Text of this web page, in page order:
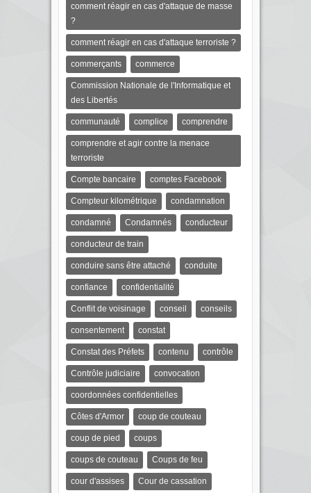
comment réagir en cas d'attaque de masse
?
comment réagir en cas d'attaque terroriste ?
commerçants commerce
Commission Nationale de l'Informatique et
des Libertés
communauté complice comprendre
comprendre et agir contre la menace
terroriste
Compte bancaire comptes Facebook
Compteur kilométrique condamnation
condamné Condamnés conducteur
conducteur de train
conduire sans être attaché conduite
confiance confidentialité
Conflit de voisinage conseil conseils
consentement constat
Constat des Préfets contenu contrôle
Contrôle judiciaire convocation
coordonnées confidentielles
Côtes d'Armor coup de couteau
coup de pied coups
coups de couteau Coups de feu
cour d'assises Cour de cassation